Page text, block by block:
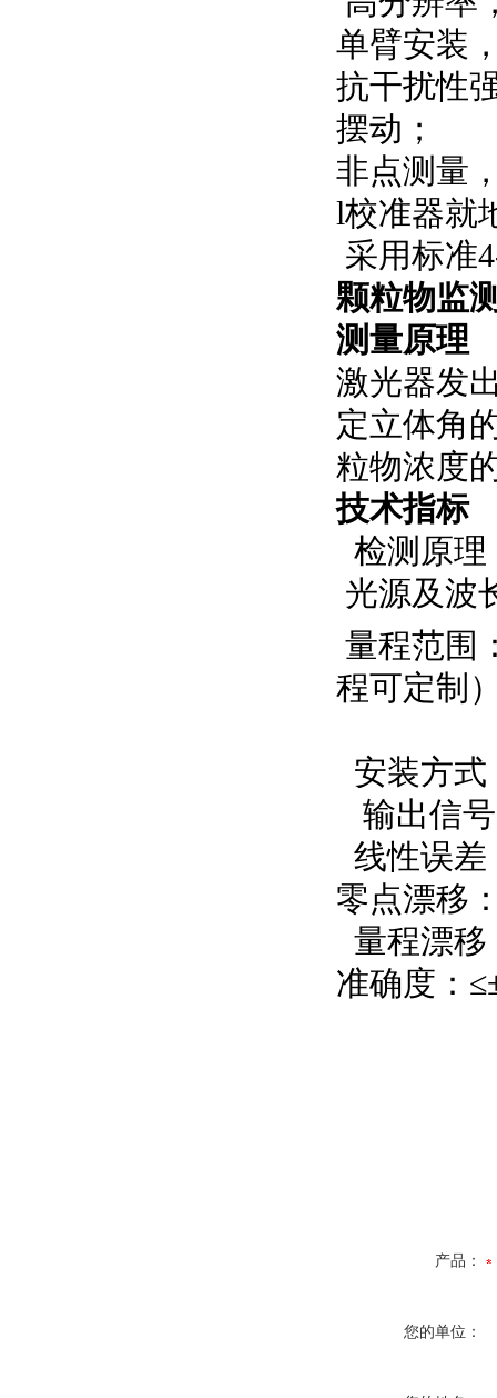
单臂安装
抗干扰性
摆动；
非点测量
l校准器就
采用标准
颗粒物监
测量原理
激光器发
定立体角
粒物浓度
技术指标
检测原理
光源及波
量程范围
程可定制
安装方式
输出信
线性误差
零点漂移
量程漂移
准确度：
产品：
您的单位：